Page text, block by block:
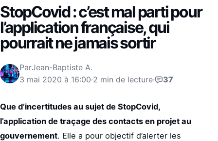
StopCovid : c’est mal parti pour
l’application française, qui
pourrait ne jamais sortir
ParJean-Baptiste A.
3 mai 2020 à 16:00·2 min de lecture· 37
Que d’incertitudes au sujet de StopCovid,
l’application de traçage des contacts en projet au
gouvernement. Elle a pour objectif d’alerter les